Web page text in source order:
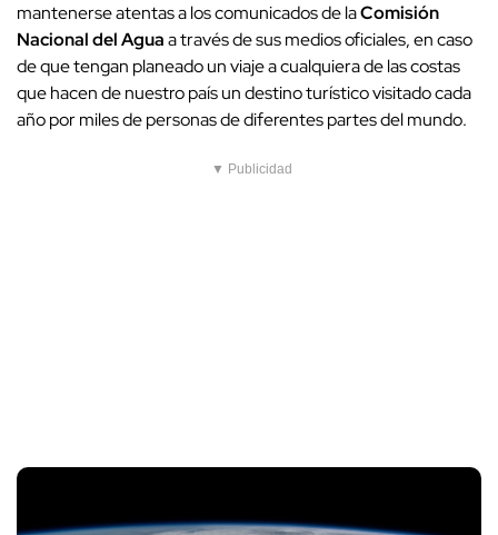
mantenerse atentas a los comunicados de laComisión
Nacional del Aguaa través de sus medios oficiales, en caso
de que tengan planeado un viaje a cualquiera de las costas
que hacen de nuestro país un destino turístico visitado cada
año por miles de personas de diferentes partes del mundo.
▼ Publicidad